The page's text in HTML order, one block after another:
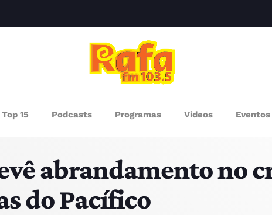
Top 15 Podcasts Programas Videos Eventos
SOMOSabrandamento no
do Pacífico